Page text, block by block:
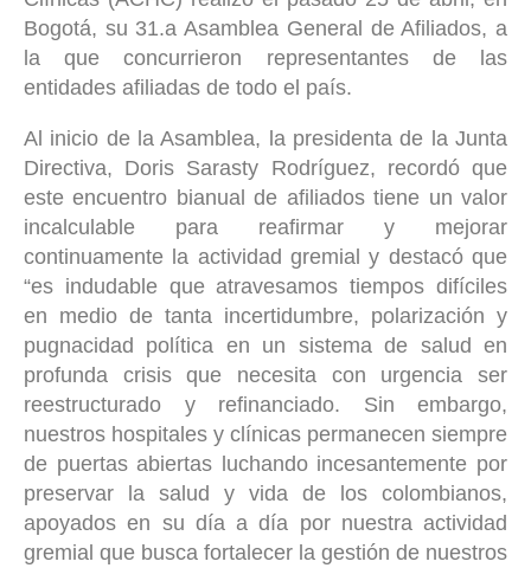
Bogotá, su 31.aAsamblea General de Afiliados, a
la que concurrieron representantes de las
entidades afiliadas de todo el país.
Al inicio de la Asamblea, la presidenta de la Junta
Directiva, Doris Sarasty Rodríguez, recordó que
este encuentro bianual de afiliados tiene un valor
incalculable para reafirmar y mejorar
continuamente la actividad gremial y destacó que
“es indudable que atravesamos tiempos difíciles
en medio de tanta incertidumbre, polarización y
pugnacidad política en un sistema de salud en
profunda crisis que necesita con urgencia ser
reestructurado y refinanciado. Sin embargo,
nuestros hospitales y clínicas permanecen siempre
de puertas abiertas luchando incesantemente por
preservar la salud y vida de los colombianos,
apoyados en su día a día por nuestra actividad
gremial que busca fortalecer la gestión de nuestros